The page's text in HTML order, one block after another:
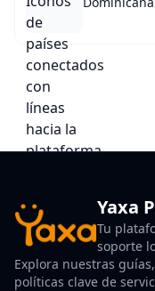
Yaxa
Tu
soporte
Explora nuestras
políticas clave de